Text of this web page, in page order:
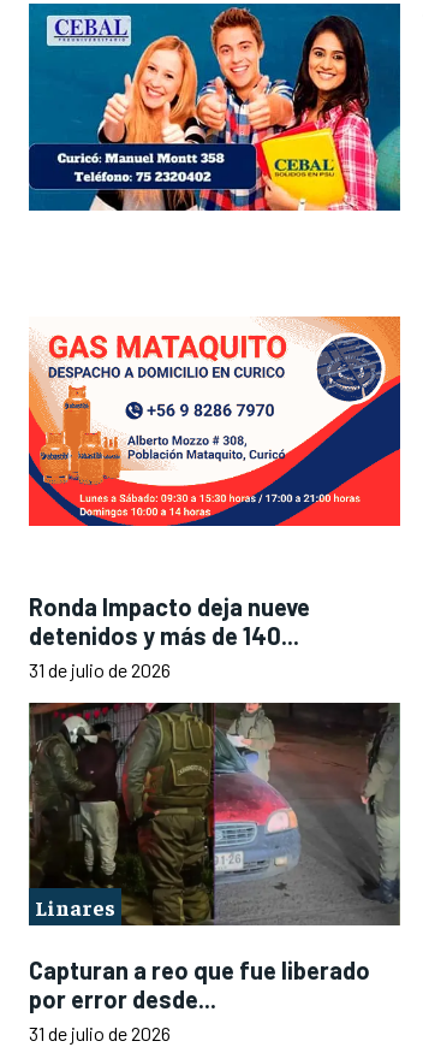
Ronda Impacto deja nueve
detenidos y más de 140...
31 de julio de 2026
Linares
Capturan a reo que fue liberado
por error desde...
31 de julio de 2026